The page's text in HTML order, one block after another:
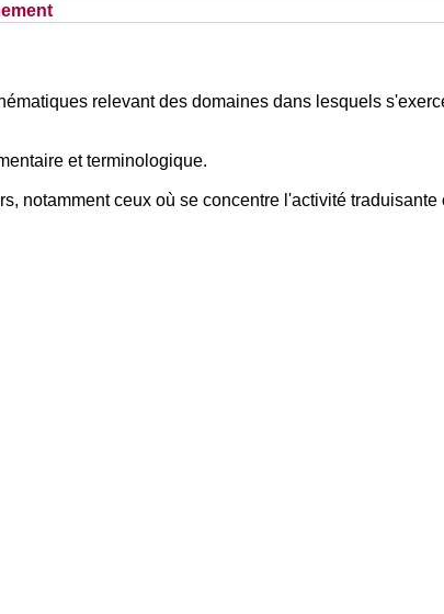
relevant des domaines dans lesquels
et terminologique.
notamment ceux où se concentre l'activité traduisante